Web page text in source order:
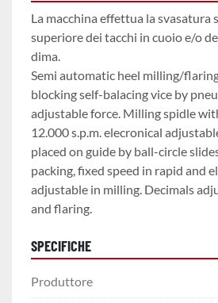
La macchina effettua la svasatura
superiore dei tacchi in cuoio e/o
dima.
Semi automatic heel milling/
blocking self-balacing vice by
adjustable force. Milling spidle
12.000 s.p.m. elecronical
placed on guide by ball-circle
packing, fixed speed in rapid and
adjustable in milling. Decimals
and flaring.
SPECIFICHE
Produttore